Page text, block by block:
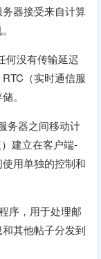
器接受来自计算
何没有传输延迟
（实时通信服
。
务器之间移动计
建立在客户端-
用单独的控制和
序，用于处理邮
其他帖子分发到